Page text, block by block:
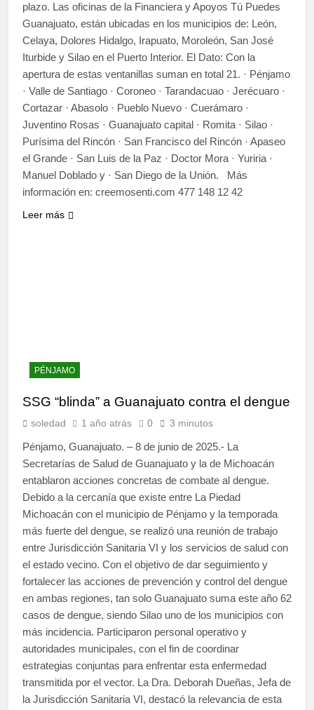
plazo. Las oficinas de la Financiera y Apoyos Tú Puedes
Guanajuato, están ubicadas en los municipios de: León,
Celaya, Dolores Hidalgo, Irapuato, Moroleón, San José
Iturbide y Silao en el Puerto Interior. El Dato: Con la
apertura de estas ventanillas suman en total 21. · Pénjamo
· Valle de Santiago · Coroneo · Tarandacuao · Jerécuaro ·
Cortazar · Abasolo · Pueblo Nuevo · Cuerámaro ·
Juventino Rosas · Guanajuato capital · Romita · Silao ·
Purísima del Rincón · San Francisco del Rincón · Apaseo
el Grande · San Luis de la Paz · Doctor Mora · Yuriria ·
Manuel Doblado y · San Diego de la Unión. Más
información en: creemosenti.com 477 148 12 42
Leer más
PÉNJAMO
SSG “blinda” a Guanajuato contra el dengue
soledad 1 año atrás 0 3 minutos
Pénjamo, Guanajuato. – 8 de junio de 2025.- La
Secretarías de Salud de Guanajuato y la de Michoacán
entablaron acciones concretas de combate al dengue.
Debido a la cercanía que existe entre La Piedad
Michoacán con el municipio de Pénjamo y la temporada
más fuerte del dengue, se realizó una reunión de trabajo
entre Jurisdicción Sanitaria VI y los servicios de salud con
el estado vecino. Con el objetivo de dar seguimiento y
fortalecer las acciones de prevención y control del dengue
en ambas regiones, tan solo Guanajuato suma este año 62
casos de dengue, siendo Silao uno de los municipios con
más incidencia. Participaron personal operativo y
autoridades municipales, con el fin de coordinar
estrategias conjuntas para enfrentar esta enfermedad
transmitida por el vector. La Dra. Deborah Dueñas, Jefa de
la Jurisdicción Sanitaria VI, destacó la relevancia de esta